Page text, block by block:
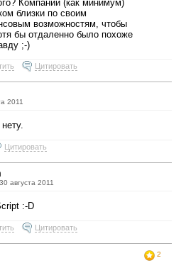
Компании (как минимум)
близки по своим
возможностям, чтобы
бы отдаленно было похоже
;-)
Цитировать
2011
Цитировать
августа 2011
:-D
Цитировать
2